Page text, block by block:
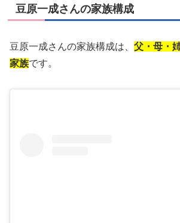
豆原一成さんの家族構成
豆原一成さんの家族構成は、 父・母・
家族です。